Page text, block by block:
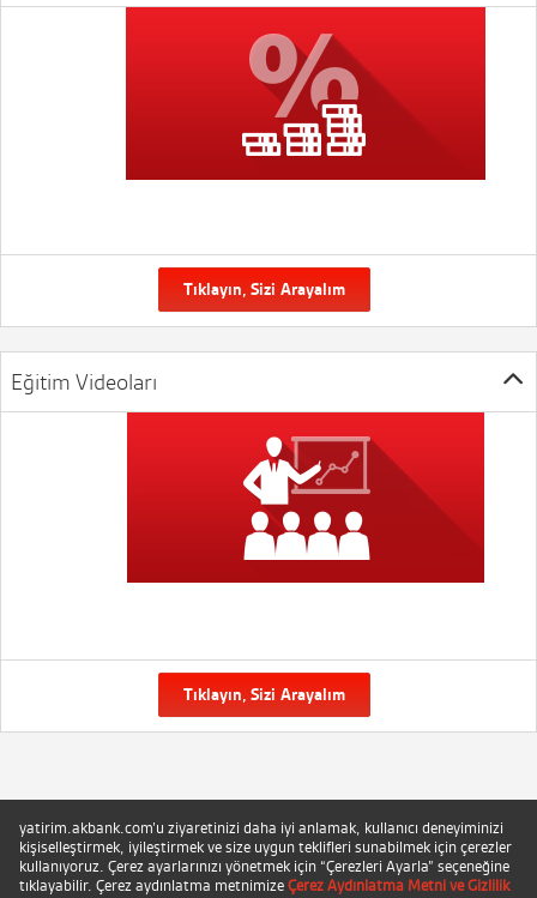
Tıklayın, Sizi Arayalım
Eğitim Videoları
Tıklayın, Sizi Arayalım